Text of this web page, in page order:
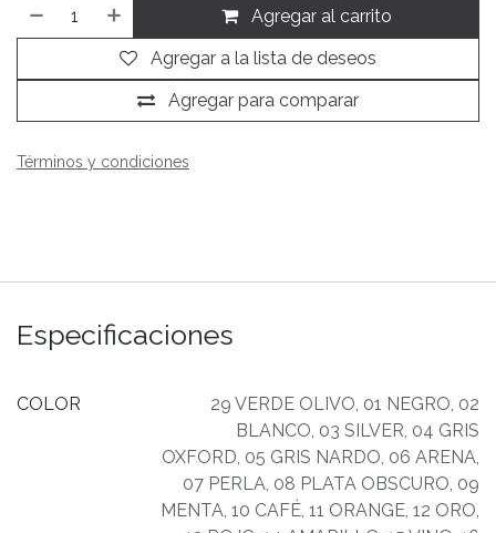
Agregar al carrito
Agregar para comparar
Agregar a la lista de deseos
Términos y condiciones
Especificaciones
COLOR 29 VERDE OLIVO, 01 NEGRO, 02
BLANCO, 03 SILVER, 04 GRIS
OXFORD, 05 GRIS NARDO, 06 ARENA,
07 PERLA, 08 PLATA OBSCURO, 09
MENTA, 10 CAFÉ, 11 ORANGE, 12 ORO,